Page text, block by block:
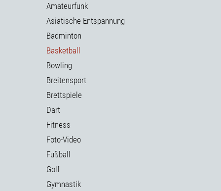
Amateurfunk
Asiatische Entspannung
Badminton
Basketball
Bowling
Breitensport
Brettspiele
Dart
Fitness
Foto-Video
Fußball
Golf
Gymnastik